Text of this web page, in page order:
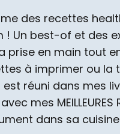
des recettes
! Un best-of et des
prise en main tout
à imprimer ou la
réuni dans mes
mes MEILLEURES
dans sa